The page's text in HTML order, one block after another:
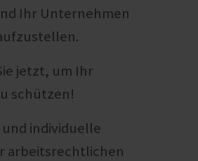
Ihr Unternehmen
jetzt, um Ihr
schützen!
individuelle
arbeitsrechtlichen